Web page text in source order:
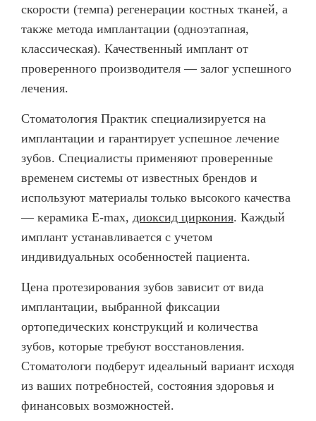
скорости (темпа) регенерации костных тканей, а
также метода имплантации (одноэтапная,
классическая). Качественный имплант от
проверенного производителя — залог успешного
лечения.
Стоматология Практик специализируется на
имплантации и гарантирует успешное лечение
зубов. Специалисты применяют проверенные
временем системы от известных брендов и
используют материалы только высокого качества
— керамика E-max, диоксид циркония. Каждый
имплант устанавливается с учетом
индивидуальных особенностей пациента.
Цена протезирования зубов зависит от вида
имплантации, выбранной фиксации
ортопедических конструкций и количества
зубов, которые требуют восстановления.
Стоматологи подберут идеальный вариант исходя
из ваших потребностей, состояния здоровья и
финансовых возможностей.